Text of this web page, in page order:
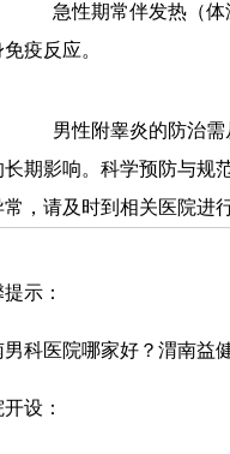
急性期常伴发热（体
疫反应。
男性附睾炎的防治需
长期影响。科学预防与规
常，请及时到相关医院进
示：
男科医院哪家好？渭南益
设：